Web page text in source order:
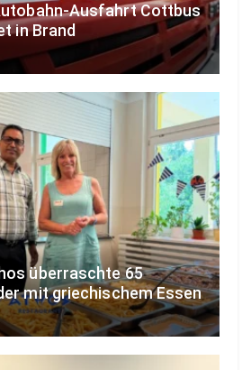
Ausfahrt Cottbus
in Brand
überraschte 65
mit griechischem Essen